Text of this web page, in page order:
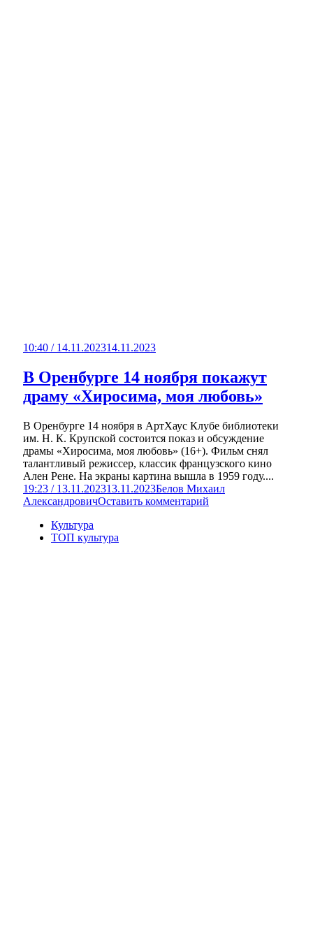
10:40 / 14.11.202314.11.2023
В Оренбурге 14 ноября покажут
драму «Хиросима, моя любовь»
В Оренбурге 14 ноября в АртХаус Клубе библиотеки
им. Н. К. Крупской состоится показ и обсуждение
драмы «Хиросима, моя любовь» (16+). Фильм снял
талантливый режиссер, классик французского кино
Ален Рене. На экраны картина вышла в 1959 году....
19:23 / 13.11.202313.11.2023Белов Михаил
АлександровичОставить комментарий
Культура
ТОП культура